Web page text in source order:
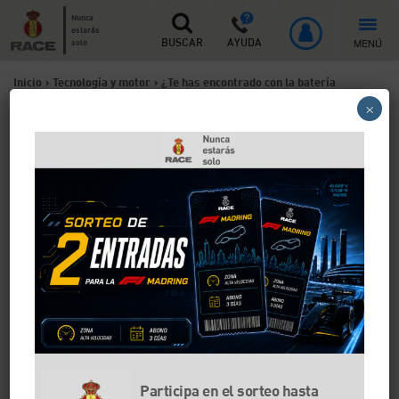
Nunca
estarás
solo
BUSCAR AYUDA MENÚ
Inicio > Tecnología y motor > ¿Te has encontrado con la batería
descargada después de dejar el coche parado unos días? Estos son
los motivos
¿Te has encontrado con la
batería descargada después
de dejar el coche parado
unos días? Estos son los
motivos
¿Te has ido de viaje y te has encontrado con que tu
haya descargado. Te explicamos cómo debes proceder
Participa en el sorteo hasta
×